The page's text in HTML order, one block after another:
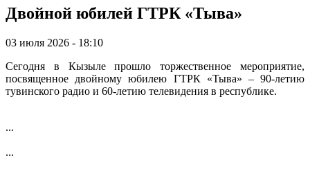
Двойной юбилей ГТРК «Тыва»
03 июля 2026 - 18:10
Сегодня в Кызыле прошло торжественное мероприятие,
посвященное двойному юбилею ГТРК «Тыва» – 90-летию
тувинского радио и 60-летию телевидения в республике.
...
...